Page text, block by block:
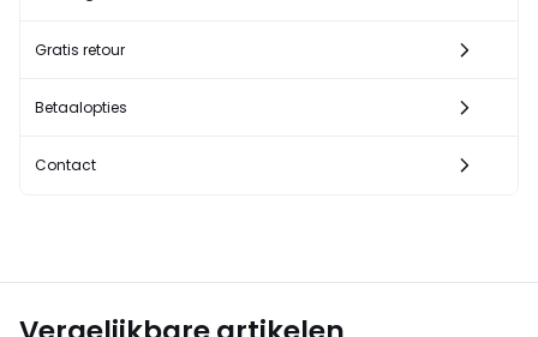
Gratis retour
Betaalopties
Contact